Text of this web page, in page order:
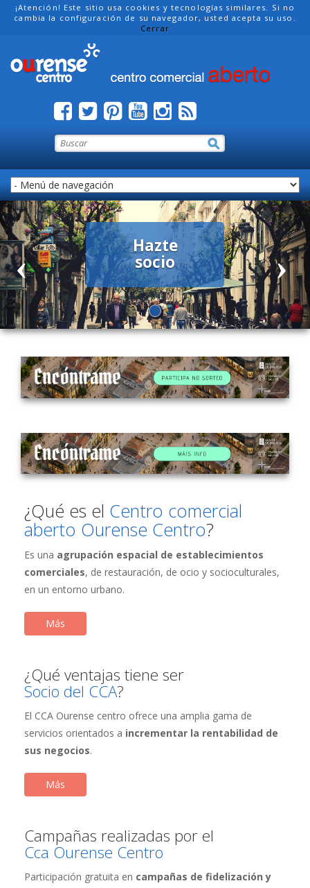
¡Atención! Este sitio usa cookies y tecnologías similares. Si no
cambia la configuración de su navegador, usted acepta su uso.
Cerrar
Hazte
socio
¿Qué es el Centro comercial
aberto Ourense Centro?
Es una agrupación espacial de establecimientos
comerciales, de restauración, de ocio y socioculturales,
en un entorno urbano.
Más
¿Qué ventajas tiene ser
Socio del CCA?
El CCA Ourense centro ofrece una amplia gama de
servicios orientados a incrementar la rentabilidad de
sus negocios.
Más
Campañas realizadas por el
Cca Ourense Centro
Participación gratuita en campañas de fidelización y